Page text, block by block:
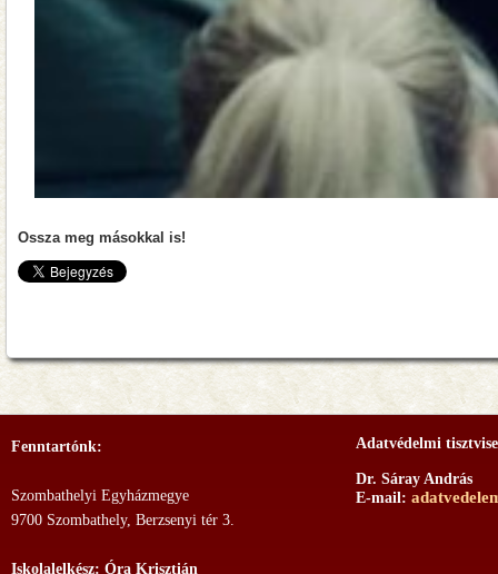
Ossza meg másokkal is!
Fenntartónk:
Szombathelyi Egyházmegye
9700 Szombathely, Berzsenyi tér 3.
Iskolalelkész: Óra Krisztián
Adatvédelmi
Dr. Sáray András
E-mail: